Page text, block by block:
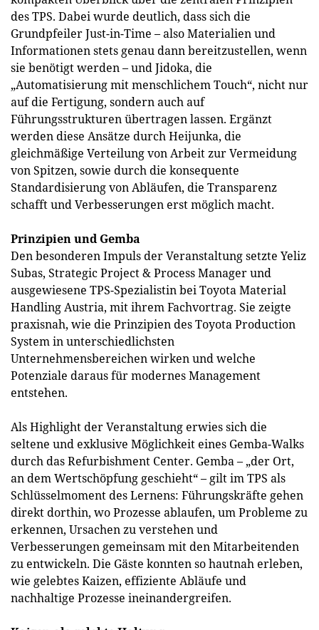
des TPS. Dabei wurde deutlich, dass sich die
Grundpfeiler Just-in-Time – also Materialien und
Informationen stets genau dann bereitzustellen, wenn
sie benötigt werden – und Jidoka, die
„Automatisierung mit menschlichem Touch“, nicht nur
auf die Fertigung, sondern auch auf
Führungsstrukturen übertragen lassen. Ergänzt
werden diese Ansätze durch Heijunka, die
gleichmäßige Verteilung von Arbeit zur Vermeidung
von Spitzen, sowie durch die konsequente
Standardisierung von Abläufen, die Transparenz
schafft und Verbesserungen erst möglich macht.
Prinzipien und Gemba
Den besonderen Impuls der Veranstaltung setzte Yeliz
Subas, Strategic Project & Process Manager und
ausgewiesene TPS-Spezialistin bei Toyota Material
Handling Austria, mit ihrem Fachvortrag. Sie zeigte
praxisnah, wie die Prinzipien des Toyota Production
System in unterschiedlichsten
Unternehmensbereichen wirken und welche
Potenziale daraus für modernes Management
entstehen.
Als Highlight der Veranstaltung erwies sich die
seltene und exklusive Möglichkeit eines Gemba-Walks
durch das Refurbishment Center. Gemba – „der Ort,
an dem Wertschöpfung geschieht“ – gilt im TPS als
Schlüsselmoment des Lernens: Führungskräfte gehen
direkt dorthin, wo Prozesse ablaufen, um Probleme zu
erkennen, Ursachen zu verstehen und
Verbesserungen gemeinsam mit den Mitarbeitenden
zu entwickeln. Die Gäste konnten so hautnah erleben,
wie gelebtes Kaizen, effiziente Abläufe und
nachhaltige Prozesse ineinandergreifen.